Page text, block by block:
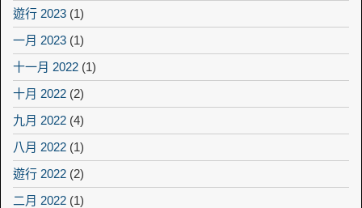
遊行 2023 (1)
一月 2023 (1)
十一月 2022 (1)
十月 2022 (2)
九月 2022 (4)
八月 2022 (1)
遊行 2022 (2)
二月 2022 (1)